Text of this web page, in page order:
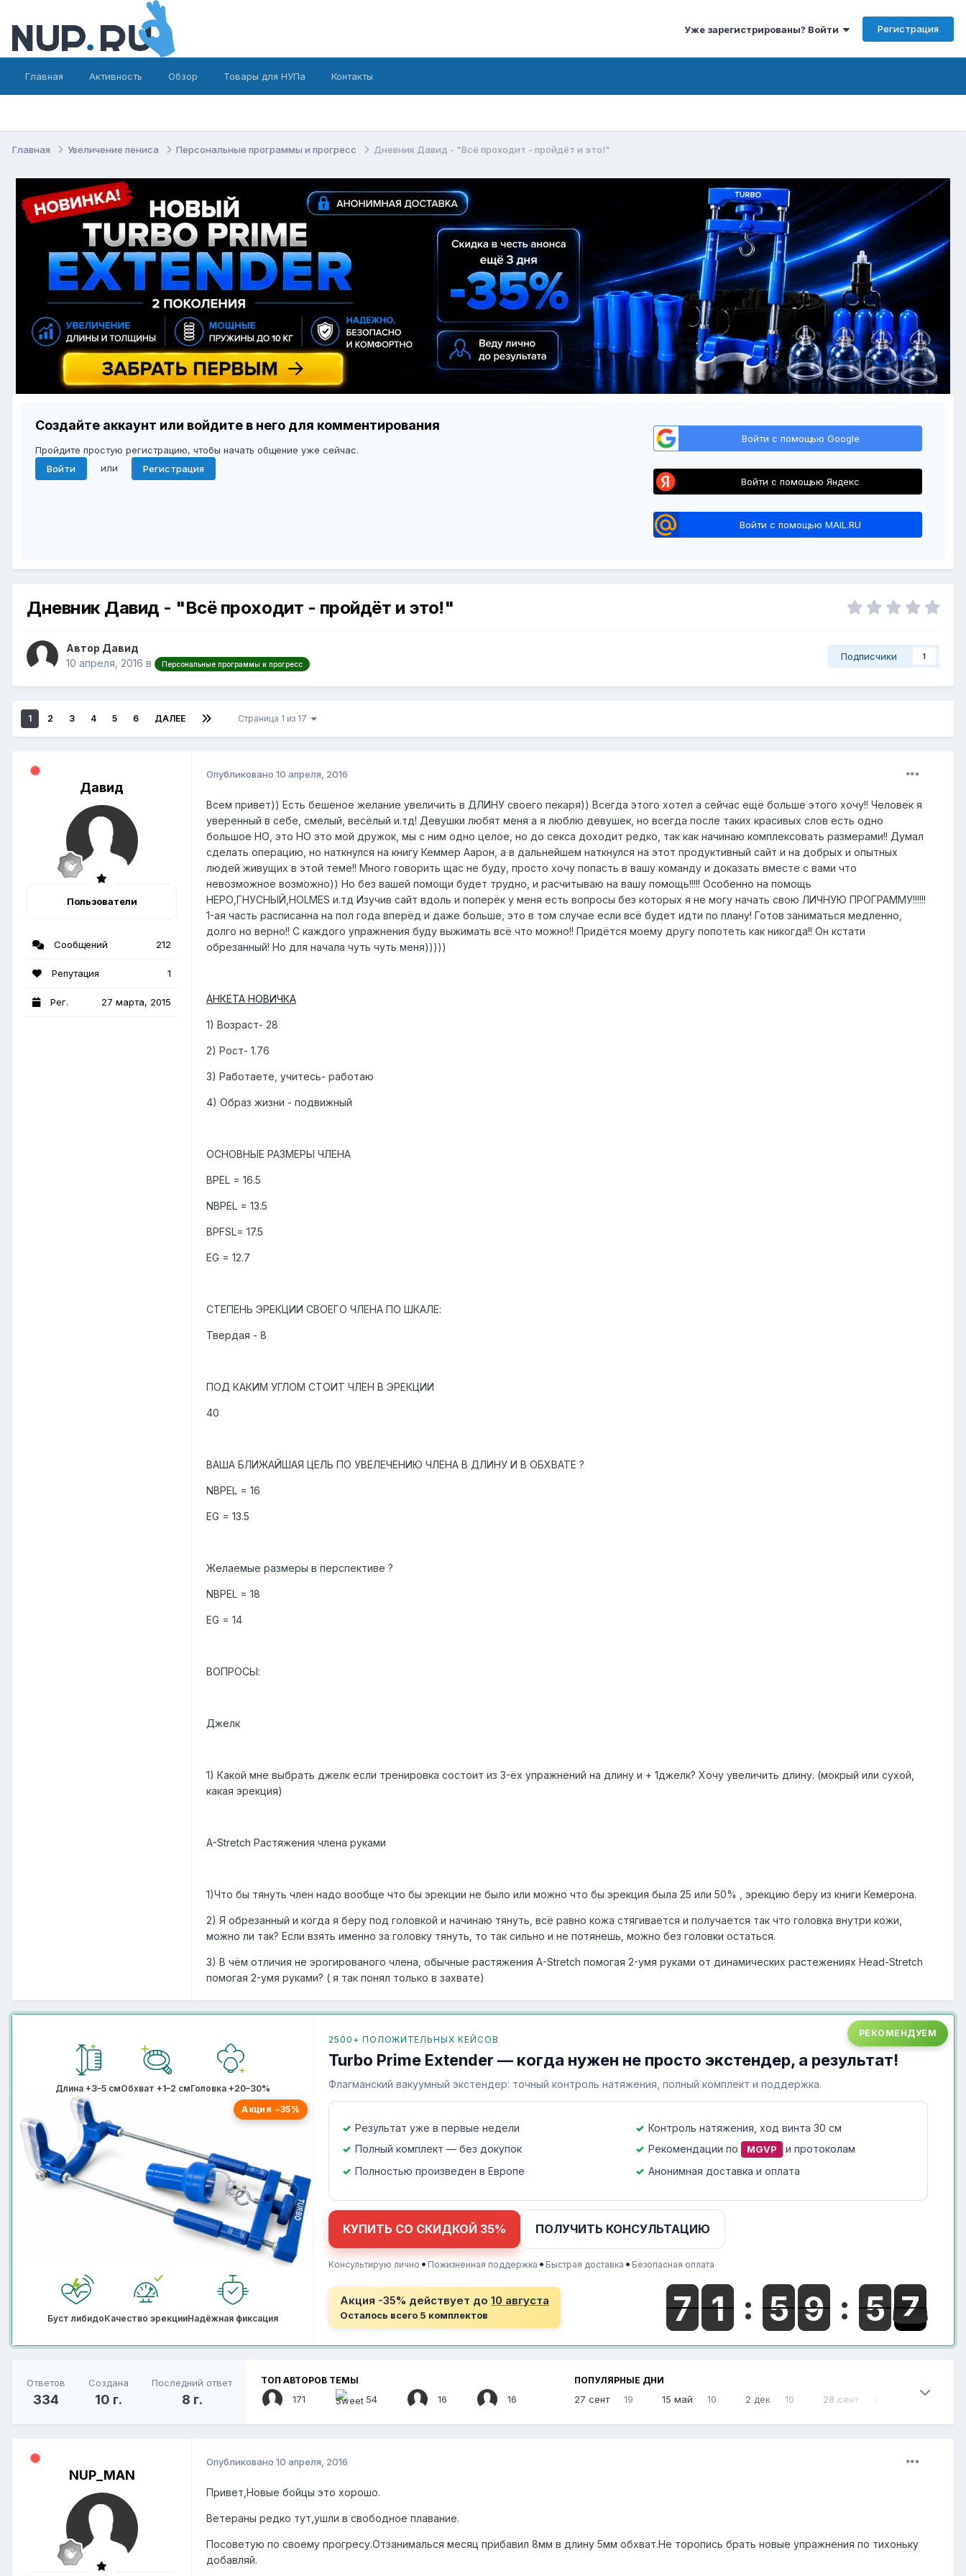
Уже зарегистрированы? Войти Регистрация
Главная Активность Обзор Товары для НУПа Контакты
Главная Увеличение пениса Персональные программы и прогресс Дневник Давид - "Всё проходит - пройдёт и это!"
Создайте аккаунт или войдите в него для комментирования
Пройдите простую регистрацию, чтобы начать общение уже сейчас.
Войти
или Регистрация
Войти с помощью Google
Войти с помощью Яндекс
Войти с помощью MAIL.RU
Дневник Давид - "Всё проходит - пройдёт и это!"
Автор Давид
10 апреля, 2016 в Персональные программы и прогресс
Подписчики 1
1 2 3 4 5 6 ДАЛЕЕ Страница 1 из 17
Давид
Пользователи
Сообщений 212
Репутация 1
Рег. 27 марта, 2015
Опубликовано 10 апреля, 2016
Всем привет)) Есть бешеное желание увеличить в ДЛИНУ своего пекаря)) Всегда этого хотел а сейчас ещё больше этого хочу!! Человек я
уверенный в себе, смелый, весёлый и.тд! Девушки любят меня а я люблю девушек, но всегда после таких красивых слов есть одно
большое НО, это НО это мой дружок, мы с ним одно целое, но до секса доходит редко, так как начинаю комплексовать размерами!! Думал
сделать операцию, но наткнулся на книгу Кеммер Аарон, а в дальнейшем наткнулся на этот продуктивный сайт и на добрых и опытных
людей живущих в этой теме!! Много говорить щас не буду, просто хочу попасть в вашу команду и доказать вместе с вами что
невозможное возможно)) Но без вашей помощи будет трудно, и расчитываю на вашу помощь!!!!! Особенно на помощь
НЕРО,ГНУСНЫЙ,HOLMES и.тд Изучив сайт вдоль и поперёк у меня есть вопросы без которых я не могу начать свою ЛИЧНУЮ ПРОГРАММУ!!!!!!
1-ая часть расписанна на пол года вперёд и даже больше, это в том случае если всё будет идти по плану! Готов заниматься медленно,
долго но верно!! С каждого упражнения буду выжимать всё что можно!! Придётся моему другу попотеть как никогда!! Он кстати
обрезанный! Но для начала чуть чуть меня)))))
АНКЕТА НОВИЧКА
1) Возраст- 28
2) Рост- 1.76
3) Работаете, учитесь- работаю
4) Образ жизни - подвижный
ОСНОВНЫЕ РАЗМЕРЫ ЧЛЕНА
BPEL = 16.5
NBPEL = 13.5
BPFSL= 17.5
EG = 12.7
СТЕПЕНЬ ЭРЕКЦИИ СВОЕГО ЧЛЕНА ПО ШКАЛЕ:
Твердая - 8
ПОД КАКИМ УГЛОМ СТОИТ ЧЛЕН В ЭРЕКЦИИ
40
ВАША БЛИЖАЙШАЯ ЦЕЛЬ ПО УВЕЛЕЧЕНИЮ ЧЛЕНА В ДЛИНУ И В ОБХВАТЕ ?
NBPEL = 16
EG = 13.5
Желаемые размеры в перспективе ?
NBPEL = 18
EG = 14
ВОПРОСЫ:
Джелк
1) Какой мне выбрать джелк если тренировка состоит из 3-ёх упражнений на длину и + 1джелк? Хочу увеличить длину. (мокрый или сухой,
какая эрекция)
A-Stretch Растяжения члена руками
1)Что бы тянуть член надо вообще что бы эрекции не было или можно что бы эрекция была 25 или 50% , эрекцию беру из книги Кемерона.
2) Я обрезанный и когда я беру под головкой и начинаю тянуть, всё равно кожа стягивается и получается так что головка внутри кожи,
можно ли так? Если взять именно за головку тянуть, то так сильно и не потянешь, можно без головки остаться.
3) В чём отличия не эрогированого члена, обычные растяжения A-Stretch помогая 2-умя руками от динамических растежениях Head-Stretch
помогая 2-умя руками? ( я так понял только в захвате)
Длина +3–5 смОбхват +1–2 смГоловка +20–30%
Акция −35%
Буст либидоКачество эрекцииНадёжная фиксация
РЕКОМЕНДУЕМ
2500+ ПОЛОЖИТЕЛЬНЫХ КЕЙСОВ
Turbo Prime Extender — когда нужен не просто экстендер, а результат!
Флагманский вакуумный экстендер: точный контроль натяжения, полный комплект и поддержка.
Результат уже в первые недели
Контроль натяжения, ход винта 30 см
Полный комплект — без докупок
Рекомендации по MGVP
и протоколам
Полностью произведен в Европе
Анонимная доставка и оплата
КУПИТЬ СО СКИДКОЙ 35% ПОЛУЧИТЬ КОНСУЛЬТАЦИЮ
Консультирую лично • Пожизненная поддержка • Быстрая доставка • Безопасная оплата
Акция -35% действует до 10 августа
Осталось всего 5 комплектов
Ответов
334
Создана
10 г.
Последний ответ
8 г.
ТОП АВТОРОВ ТЕМЫ
171 54 16 16
ПОПУЛЯРНЫЕ ДНИ
27 сент 19 15 май 10 2 дек 10 28 сент
NUP_MAN
Опубликовано 10 апреля, 2016
Привет,Новые бойцы это хорошо.
Ветераны редко тут,ушли в свободное плавание.
Посоветую по своему прогресу.Отзанималься месяц прибавил 8мм в длину 5мм обхват.Не торопись брать новые упражнения по тихоньку
добавляй.